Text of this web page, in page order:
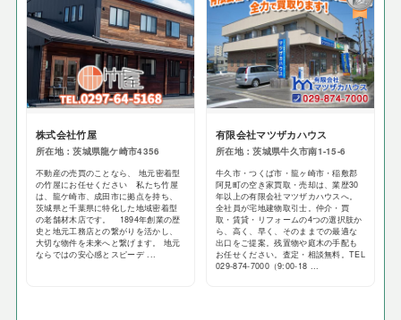
株式会社竹屋
所在地：茨城県龍ケ崎市4356
不動産の売買のことなら、 地元密着型
の竹屋にお任せください 私たち竹屋
は、龍ケ崎市、成田市に拠点を持ち、
茨城県と千葉県に特化した地域密着型
の老舗材木店です。 1894年創業の歴
史と地元工務店との繋がりを活かし、
大切な物件を未来へと繋げます。 地元
ならではの安心感とスピーデ ...
有限会社マツザカハウス
所在地：茨城県牛久市南1-15-6
牛久市・つくば市・龍ヶ崎市・稲敷郡
阿見町の空き家買取・売却は、業歴30
年以上の有限会社マツザカハウスへ。
全社員が宅地建物取引士。仲介・買
取・賃貸・リフォームの4つの選択肢か
ら、高く、早く、そのままでの最適な
出口をご提案。残置物や庭木の手配も
お任せください。査定・相談無料。TEL
029-874-7000（9:00-18 ...